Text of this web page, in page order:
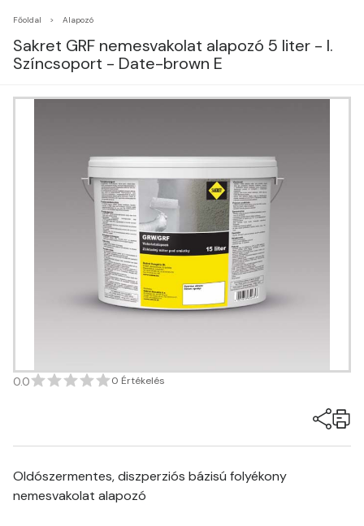
Főoldal Alapozó
Sakret GRF nemesvakolat alapozó 5 liter - I.
Színcsoport - Date-brown E
0.0 0 Értékelés
Oldószermentes, diszperziós bázisú folyékony
nemesvakolat alapozó